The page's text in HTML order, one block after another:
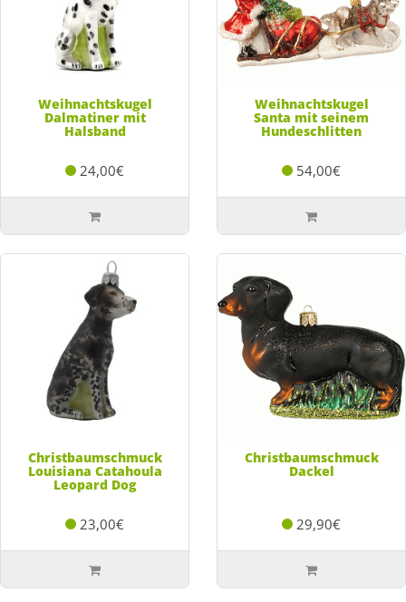
Weihnachtskugel
Dalmatiner mit
Halsband
24,00€
Weihnachtskugel
Santa mit seinem
Hundeschlitten
54,00€
Christbaumschmuck
Louisiana Catahoula
Leopard Dog
23,00€
Christbaumschmuck
Dackel
29,90€